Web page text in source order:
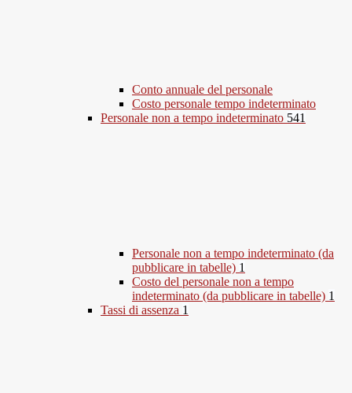
Conto annuale del personale
Costo personale tempo indeterminato
Personale non a tempo indeterminato 541
Personale non a tempo indeterminato (da
pubblicare in tabelle) 1
Costo del personale non a tempo
indeterminato (da pubblicare in tabelle) 1
Tassi di assenza 1